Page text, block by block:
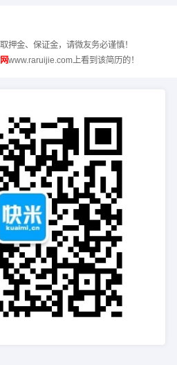
押金、保证金，请微友务必谨慎！
www.raruijie.com上看到该简历的！